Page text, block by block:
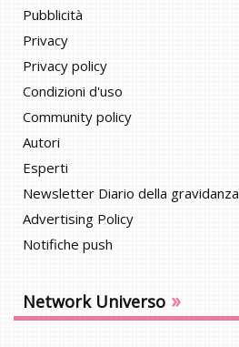
Pubblicità
Privacy
Privacy policy
Condizioni d'uso
Community policy
Autori
Esperti
Newsletter Diario della gravidanza
Advertising Policy
Notifiche push
Network Universo »